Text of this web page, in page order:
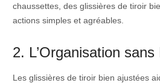
chaussettes, des glissières de tiroir
actions simples et agréables.
2. L’Organisation
Les glissières de tiroir bien ajustées